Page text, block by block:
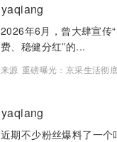
yaqiang
2026年6月，曾大肆宣传
费、稳健分红”的...
来源 重磅曝光：京采生活彻
yaqiang
近期不少粉丝爆料了一个